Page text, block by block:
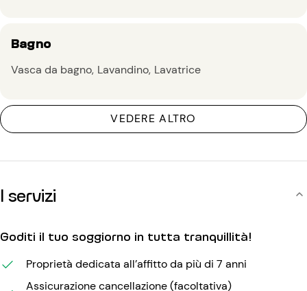
Bagno
Vasca da bagno Lavandino Lavatrice
VEDERE ALTRO
I servizi
Goditi il tuo soggiorno in tutta tranquillità!
Proprietà dedicata all’affitto da più di 7 anni
Assicurazione cancellazione (facoltativa)